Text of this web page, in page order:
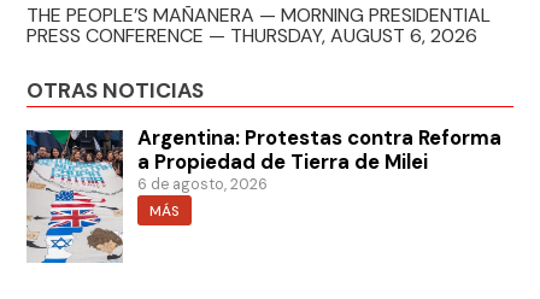
THE PEOPLE’S MAÑANERA — MORNING PRESIDENTIAL
PRESS CONFERENCE — THURSDAY, AUGUST 6, 2026
OTRAS NOTICIAS
Argentina: Protestas contra Reforma
a Propiedad de Tierra de Milei
6 de agosto, 2026
MÁS